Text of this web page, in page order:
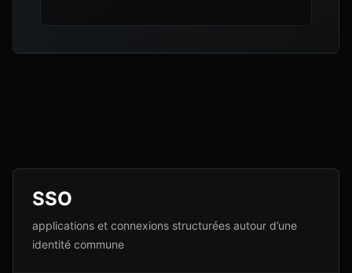
SSO
applications et connexions structurées autour d’une
identité commune